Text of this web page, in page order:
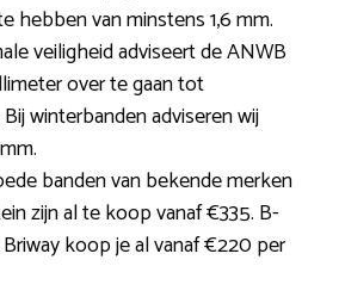
hebben van minstens 1,6 mm.
veiligheid adviseert de ANWB
over te gaan tot
winterbanden adviseren wij
banden van bekende merken
zijn al te koop vanaf €335. B-
koop je al vanaf €220 per